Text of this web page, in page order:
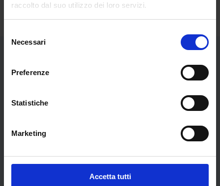
raccolto dal suo utilizzo dei loro servizi.
delNecessari
Preferenze
Statistiche
Marketing
Accetta tutti
COMPILA IL FORM PER